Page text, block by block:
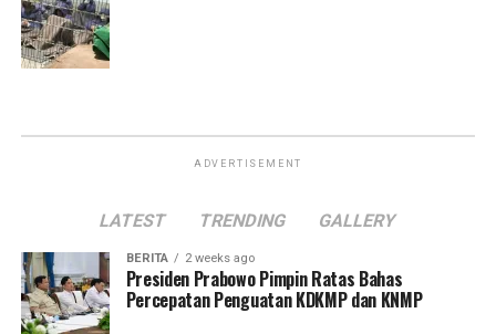
ADVERTISEMENT
LATEST TRENDING GALLERY
BERITA 2 weeks ago
Presiden Prabowo Pimpin Ratas Bahas
Percepatan Penguatan KDKMP dan KNMP